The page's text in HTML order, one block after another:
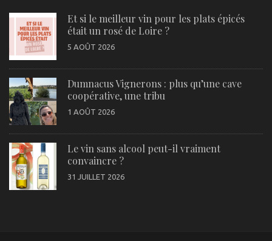
Et si le meilleur vin pour les plats épicés
était un rosé de Loire ?
5 AOÛT 2026
Dumnacus Vignerons : plus qu’une cave
coopérative, une tribu
1 AOÛT 2026
Le vin sans alcool peut-il vraiment
convaincre ?
31 JUILLET 2026